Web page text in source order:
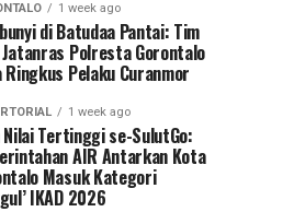
1 week ago
di Batudaa Pantai: Tim
Jatanras Polresta Gorontalo
Ringkus Pelaku Curanmor
1 week ago
Nilai Tertinggi se-SulutGo:
AIR Antarkan Kota
Masuk Kategori
IKAD 2026